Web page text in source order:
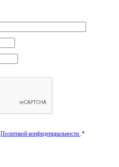
Политикой конфиденциальности .*